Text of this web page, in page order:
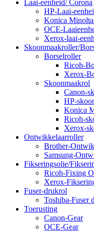
Laai-eenheid/ Corona
HP-Laai-
Konica
OCE-
Xerox-laai-
Skoonmaakroller/
Borselroller
Ricoh-
Xerox-
Skoonmaakrol
Canon-
HP-
Konica
Ricoh-
Xerox-
Ontwikkelaarroller
Brother-
Samsung-
Fikseringsolie/
Ricoh-Fixing
Xerox-
Fuser-drukrol
Toshiba-Fuser
Toerusting
Canon-Gear
OCE-Gear